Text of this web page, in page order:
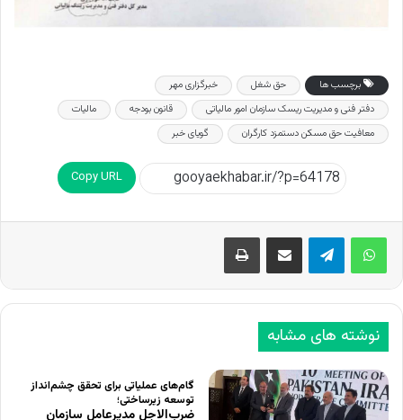
برچسب ها حق شغل
خبرگزاری مهر
دفتر فنی و مدیریت ریسک سازمان امور مالیاتی
قانون بودجه
مالیات
معافیت حق مسکن دستمزد کارگران
گویای خبر
Copy URL
اشتراک گذاری از طریق ایمیل چاپ
نوشته های مشابه
گام‌های عملیاتی برای تحقق چشم‌انداز
توسعه زیرساختی؛
ضرب‌الاجل مدیرعامل سازمان